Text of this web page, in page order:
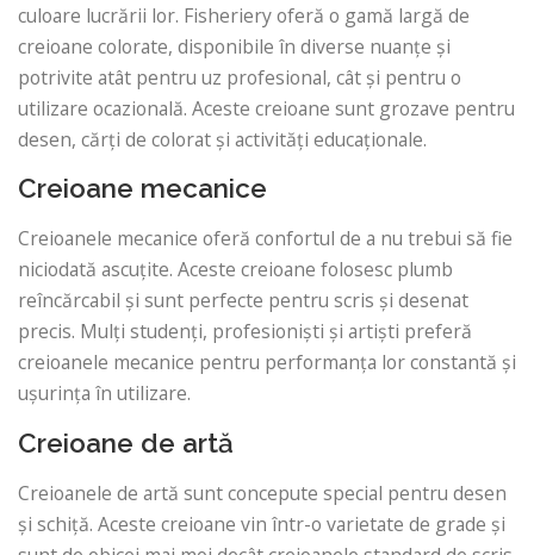
culoare lucrării lor. Fisheriery oferă o gamă largă de
creioane colorate, disponibile în diverse nuanțe și
potrivite atât pentru uz profesional, cât și pentru o
utilizare ocazională. Aceste creioane sunt grozave pentru
desen, cărți de colorat și activități educaționale.
Creioane mecanice
Creioanele mecanice oferă confortul de a nu trebui să fie
niciodată ascuțite. Aceste creioane folosesc plumb
reîncărcabil și sunt perfecte pentru scris și desenat
precis. Mulți studenți, profesioniști și artiști preferă
creioanele mecanice pentru performanța lor constantă și
ușurința în utilizare.
Creioane de artă
Creioanele de artă sunt concepute special pentru desen
și schiță. Aceste creioane vin într-o varietate de grade și